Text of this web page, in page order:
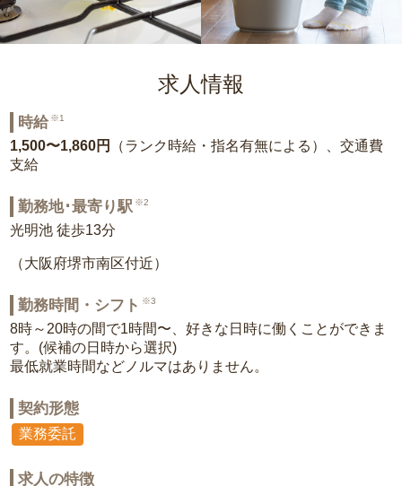
求人情報
時給 ※1
1,500〜1,860円
（ランク時給・指名有無による）、交通費
支給
勤務地･最寄り駅 ※2
光明池 徒歩13分
（大阪府堺市南区付近）
勤務時間・シフト ※3
8時～20時の間で1時間〜、好きな日時に働くことができま
す。(候補の日時から選択)
最低就業時間などノルマはありません。
契約形態
業務委託
求人の特徴